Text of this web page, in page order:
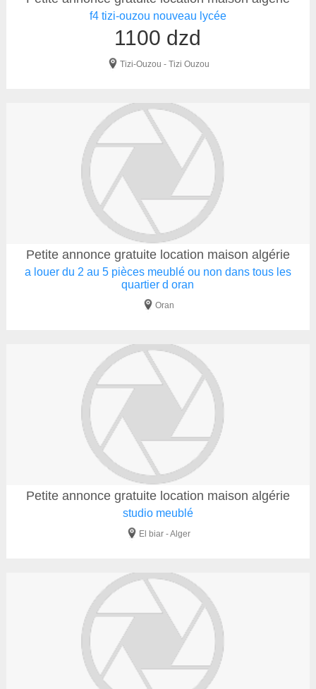
f4 tizi-ouzou nouveau lycée
1100 dzd
Tizi-Ouzou - Tizi Ouzou
Petite annonce gratuite location maison algérie
a louer du 2 au 5 pièces meublé ou non dans tous les
quartier d oran
Oran
Petite annonce gratuite location maison algérie
studio meublé
El biar - Alger